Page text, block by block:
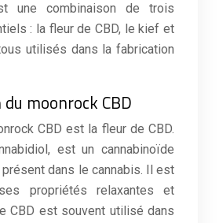
une combinaison de trois
: la fleur de CBD, le kief et
utilisés dans la fabrication
moonrock CBD
CBD est la fleur de CBD.
est un cannabinoïde
dans le cannabis. Il est
propriétés relaxantes et
CBD est souvent utilisé dans